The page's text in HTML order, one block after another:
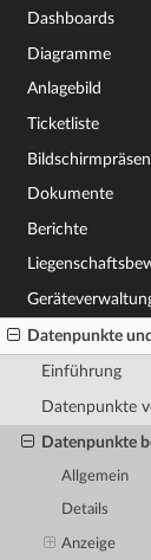
Dashboards
Diagramme
Anlagebild
Ticketliste
Dokumente
Berichte
Datenpunkte
Einführung
Datenpunkte
Datenpunkte
Allgemein
Details
Anzeige